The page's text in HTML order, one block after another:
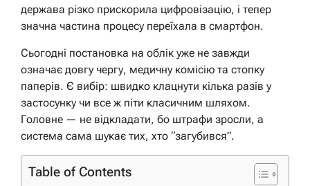
держава різко прискорила цифровізацію, і тепер
значна частина процесу переїхала в смартфон.
Сьогодні постановка на облік уже не завжди
означає довгу чергу, медичну комісію та стопку
паперів. Є вибір: швидко клацнути кілька разів у
застосунку чи все ж піти класичним шляхом.
Головне — не відкладати, бо штрафи зросли, а
система сама шукає тих, хто “загубився”.
Table of Contents